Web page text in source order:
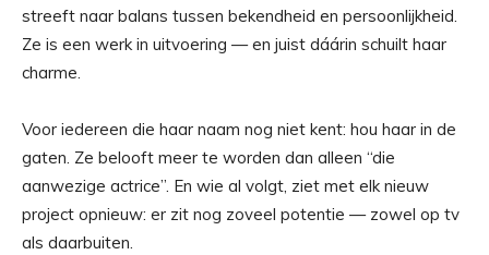
streeft naar balans tussen bekendheid en persoonlijkheid.
Ze is een werk in uitvoering — en juist dáárin schuilt haar
charme.
Voor iedereen die haar naam nog niet kent: hou haar in de
gaten. Ze belooft meer te worden dan alleen “die
aanwezige actrice”. En wie al volgt, ziet met elk nieuw
project opnieuw: er zit nog zoveel potentie — zowel op tv
als daarbuiten.